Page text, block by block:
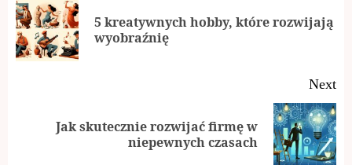
Reading5 kreatywnych hobby, które rozwijają
wyobraźnię
Next
Jak skutecznie rozwijać firmę w
niepewnych czasach